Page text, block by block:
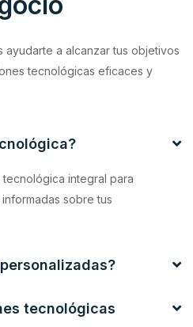
a alcanzar tus objetivos
tecnológicas eficaces y
integral para
sobre tus
tecnológicas